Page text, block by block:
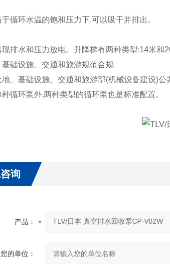
循环水温的饱和压力下,可以吸干并排出。
排水和压力放电。升降梯有两种类型:14米和
基础设施、交通和旅游规范合规
地、基础设施、交通和旅游部(机械设备建设)公
种循环泵外,两种类型的循环泵也是标准配置。
询
产品：
您的单位：